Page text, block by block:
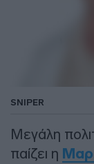
SNIPER
Μεγάλη
παίζει η